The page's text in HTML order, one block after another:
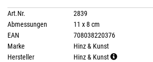
Art.Nr.
2839
Abmessungen
11 x 8 cm
EAN
708038220376
Marke
Hinz & Kunst
Hersteller
Hinz & Kunst